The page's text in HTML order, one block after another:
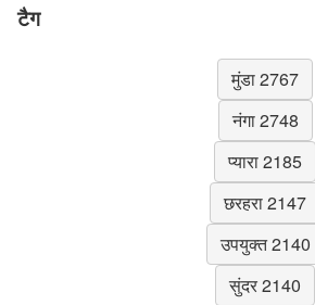
टैग
मुंडा 2767
नंगा 2748
प्यारा 2185
छरहरा 2147
उपयुक्त 2140
सुंदर 2140